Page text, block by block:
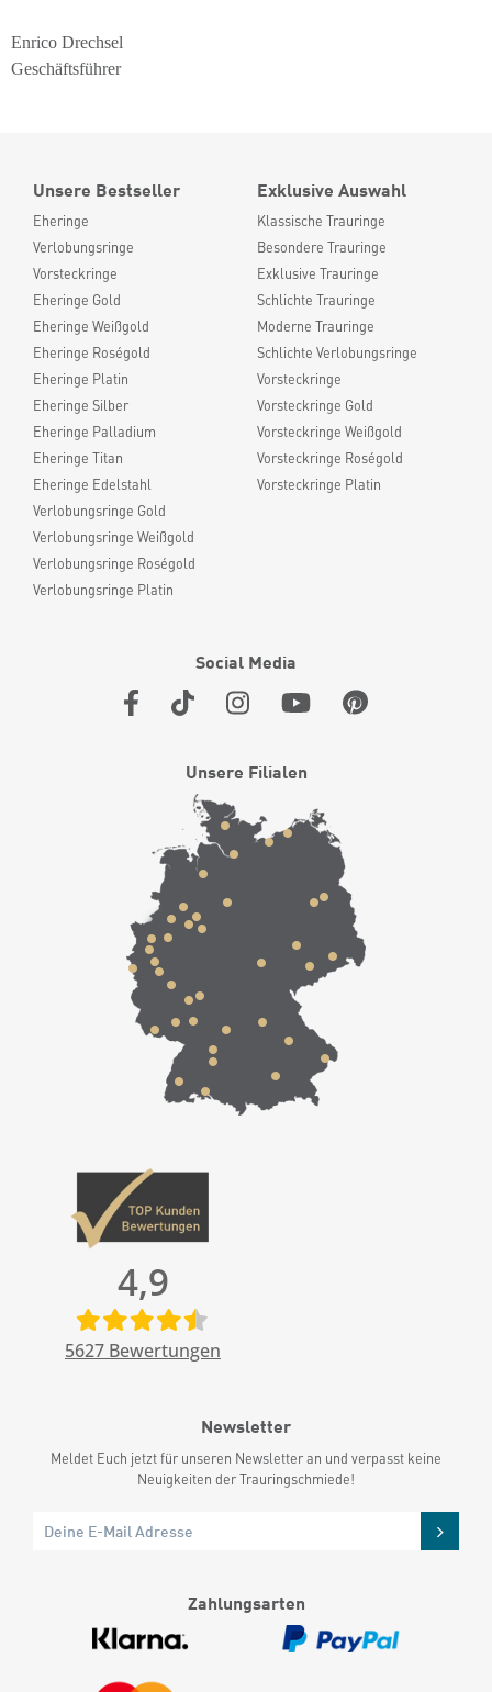
Enrico Drechsel
Geschäftsführer
Unsere Bestseller
Eheringe
Verlobungsringe
Vorsteckringe
Eheringe Gold
Eheringe Weißgold
Eheringe Roségold
Eheringe Platin
Eheringe Silber
Eheringe Palladium
Eheringe Titan
Eheringe Edelstahl
Verlobungsringe Gold
Verlobungsringe Weißgold
Verlobungsringe Roségold
Verlobungsringe Platin
Exklusive Auswahl
Klassische Trauringe
Besondere Trauringe
Exklusive Trauringe
Schlichte Trauringe
Moderne Trauringe
Schlichte Verlobungsringe
Vorsteckringe
Vorsteckringe Gold
Vorsteckringe Weißgold
Vorsteckringe Roségold
Vorsteckringe Platin
Social Media
Unsere Filialen
4,9
5627 Bewertungen
Newsletter
Meldet Euch jetzt für unseren Newsletter an und verpasst keine
Neuigkeiten der Trauringschmiede!
Zahlungsarten